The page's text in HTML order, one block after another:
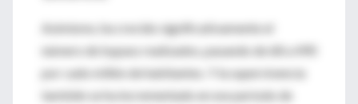
Asimismo, ha crecido significativamente el
número de bypass realizados, pasando de 68 a 490
por cado millón de habitantes. Y la supervivencia
también se ha incrementado en ese período de